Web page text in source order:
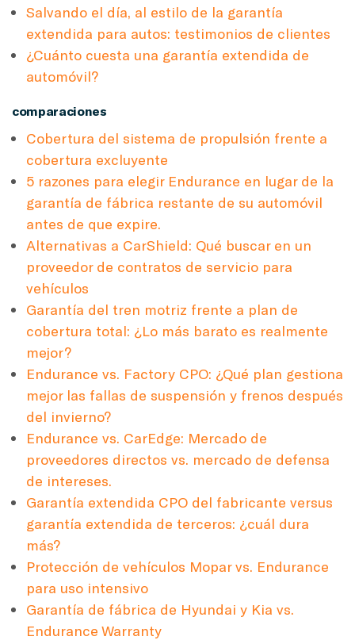
Salvando el día, al estilo de la garantía
extendida para autos: testimonios de clientes
¿Cuánto cuesta una garantía extendida de
automóvil?
comparaciones
Cobertura del sistema de propulsión frente a
cobertura excluyente
5 razones para elegir Endurance en lugar de la
garantía de fábrica restante de su automóvil
antes de que expire.
Alternativas a CarShield: Qué buscar en un
proveedor de contratos de servicio para
vehículos
Garantía del tren motriz frente a plan de
cobertura total: ¿Lo más barato es realmente
mejor?
Endurance vs. Factory CPO: ¿Qué plan gestiona
mejor las fallas de suspensión y frenos después
del invierno?
Endurance vs. CarEdge: Mercado de
proveedores directos vs. mercado de defensa
de intereses.
Garantía extendida CPO del fabricante versus
garantía extendida de terceros: ¿cuál dura
más?
Protección de vehículos Mopar vs. Endurance
para uso intensivo
Garantía de fábrica de Hyundai y Kia vs.
Endurance Warranty